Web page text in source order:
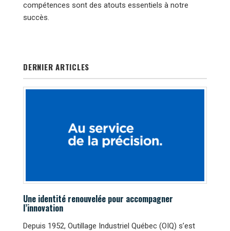
compétences sont des atouts essentiels à notre
succès.
DERNIER ARTICLES
Une identité renouvelée pour accompagner
l’innovation
Depuis 1952, Outillage Industriel Québec (OIQ) s’est